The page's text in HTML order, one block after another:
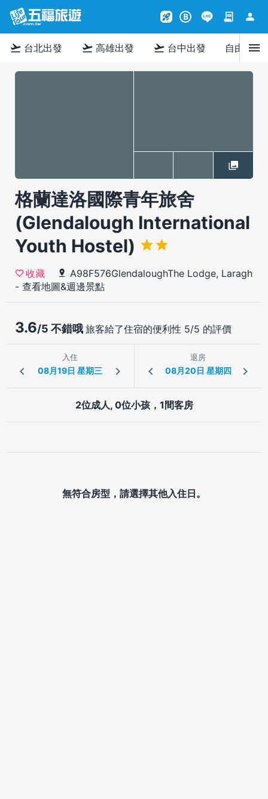
rocket_launch B contract person
flight_takeoff 台北出發 flight_takeoff 高雄出發 flight_takeoff 台中出發 自由行menu
格蘭達洛國際青年旅舍
(Glendalough International
Youth Hostel)
收藏
A98F576GlendaloughThe Lodge, Laragh
- 查看地圖&週邊景點
3.6/5 不錯哦 旅客給了住宿的便利性 5/5 的評價
入住 退房
2位成人, 0位小孩，1間客房
無符合房型，請選擇其他入住日。